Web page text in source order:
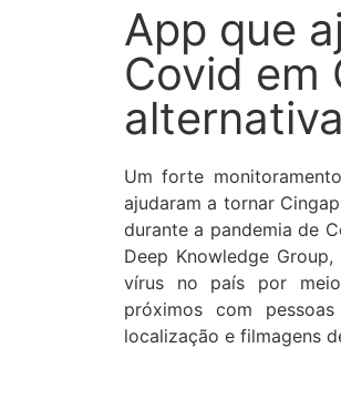
App que
Covid em
Um forte
ajudaram a tornar
durante a pandemia de
Deep Knowledge
vírus no país por
próximos com
localização e filmagens